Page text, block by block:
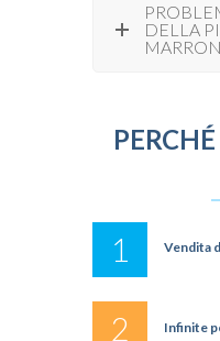
DELLA
1 Vendita
2 Infinite